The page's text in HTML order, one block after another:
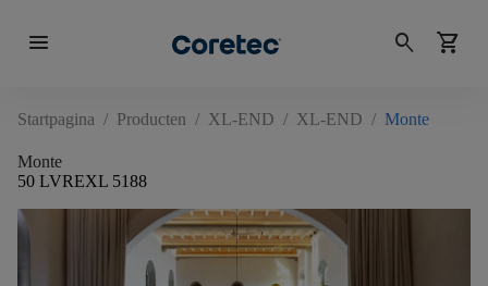
menu search shopping_cart
Startpagina / Producten / XL-END / XL-END / Monte
Monte
50 LVREXL 5188